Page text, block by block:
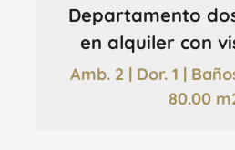
Departamento
en alquiler con
Amb. 2 | Dor. 1 |
80.00